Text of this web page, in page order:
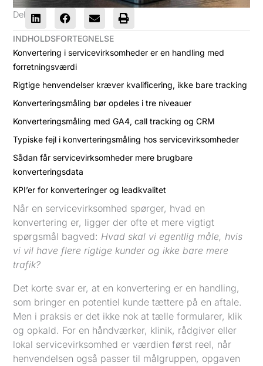
Del
INDHOLDSFORTEGNELSE
Konvertering i servicevirksomheder er en handling med
forretningsværdi
Rigtige henvendelser kræver kvalificering, ikke bare tracking
Konverteringsmåling bør opdeles i tre niveauer
Konverteringsmåling med GA4, call tracking og CRM
Typiske fejl i konverteringsmåling hos servicevirksomheder
Sådan får servicevirksomheder mere brugbare
konverteringsdata
KPI’er for konverteringer og leadkvalitet
Når en servicevirksomhed spørger, hvad en
konvertering er, ligger der ofte et mere vigtigt
spørgsmål bagved: Hvad skal vi egentlig måle, hvis
vi vil have flere rigtige kunder og ikke bare mere
trafik?
Det korte svar er, at en konvertering er en handling,
som bringer en potentiel kunde tættere på en aftale.
Men i praksis er det ikke nok at tælle formularer, klik
og opkald. For en håndværker, klinik, rådgiver eller
lokal servicevirksomhed er værdien først reel, når
henvendelsen også passer til målgruppen, opgaven